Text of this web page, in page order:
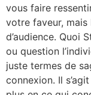
vous faire
votre faveur,
d’audience. Quoi
ou question
juste termes de
connexion. Il